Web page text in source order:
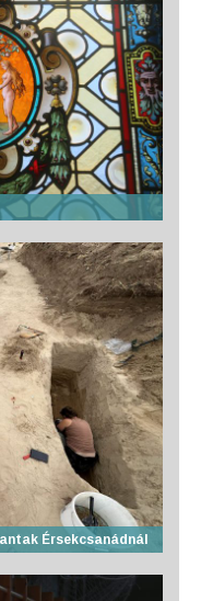
Érsekcsanádnál